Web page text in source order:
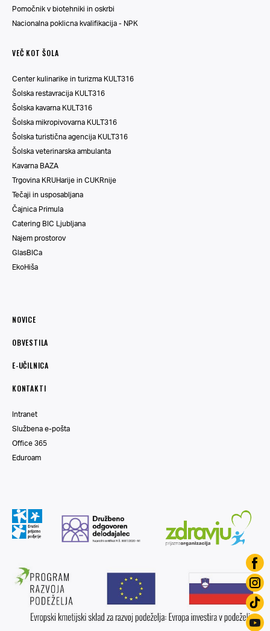
Pomočnik v biotehniki in oskrbi
Nacionalna poklicna kvalifikacija - NPK
VEČ KOT ŠOLA
Center kulinarike in turizma KULT316
Šolska restavracija KULT316
Šolska kavarna KULT316
Šolska mikropivovarna KULT316
Šolska turistična agencija KULT316
Šolska veterinarska ambulanta
Kavarna BAZA
Trgovina KRUHarije in CUKRnije
Tečaji in usposabljana
Čajnica Primula
Catering BIC Ljubljana
Najem prostorov
GlasBICa
EkoHiša
NOVICE
OBVESTILA
E-UČILNICA
KONTAKTI
Intranet
Službena e-pošta
Office 365
Eduroam